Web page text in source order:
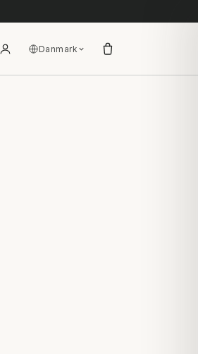
Danmark